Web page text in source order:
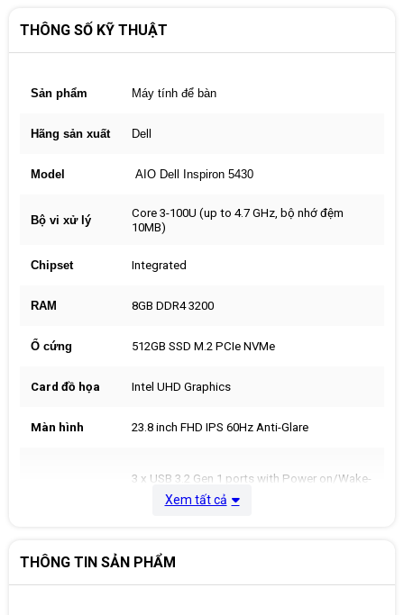
THÔNG SỐ KỸ THUẬT
Sản phẩm Máy tính để bàn
Hãng sản xuất Dell
Model AIO Dell Inspiron 5430
Bộ vi xử lý
Core 3-100U (up to 4.7 GHz, bộ nhớ đệm
10MB)
Chipset Integrated
RAM 8GB DDR4 3200
Ổ cứng 512GB SSD M.2 PCIe NVMe
Card đồ họa Intel UHD Graphics
Màn hình 23.8 inch FHD IPS 60Hz Anti-Glare
3 x USB 3.2 Gen 1 ports with Power on/Wake-
up support
1 x USB 3.2 Gen 2 port with PowerShare
1 x HDMI-in 1.4b
Xem tất cả
THÔNG TIN SẢN PHẨM